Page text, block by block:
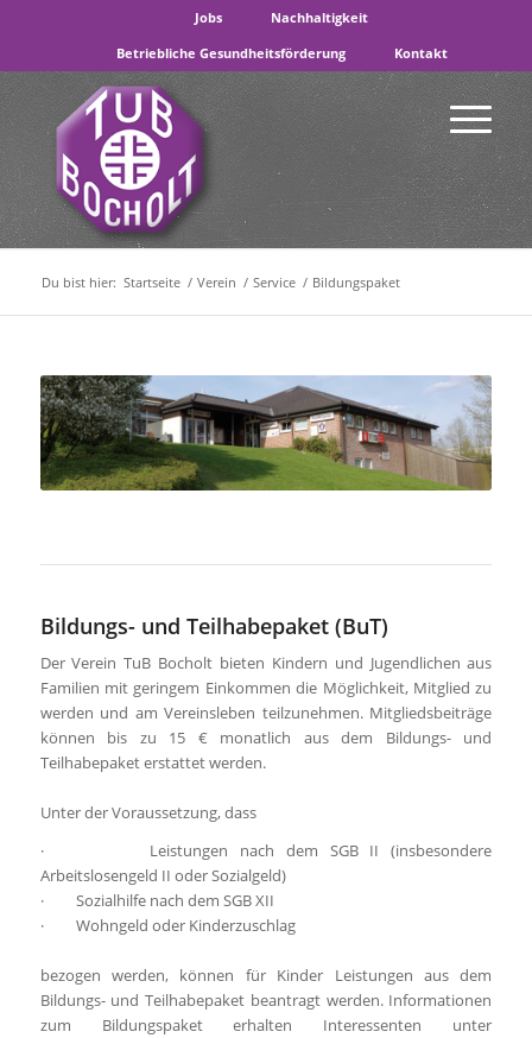
Jobs
Nachhaltigkeit
Betriebliche Gesundheitsförderung
Kontakt
Du bist hier: Startseite / Verein / Service / Bildungspaket
Bildungs- und Teilhabepaket (BuT)
Der Verein TuB Bocholt bieten Kindern und Jugendlichen aus
Familien mit geringem Einkommen die Möglichkeit, Mitglied zu
werden und am Vereinsleben teilzunehmen. Mitgliedsbeiträge
können bis zu 15 € monatlich aus dem Bildungs- und
Teilhabepaket erstattet werden.
Unter der Voraussetzung, dass
· Leistungen nach dem SGB II (insbesondere
Arbeitslosengeld II oder Sozialgeld)
· Sozialhilfe nach dem SGB XII
· Wohngeld oder Kinderzuschlag
bezogen werden, können für Kinder Leistungen aus dem
Bildungs- und Teilhabepaket beantragt werden. Informationen
zum Bildungspaket erhalten Interessenten unter